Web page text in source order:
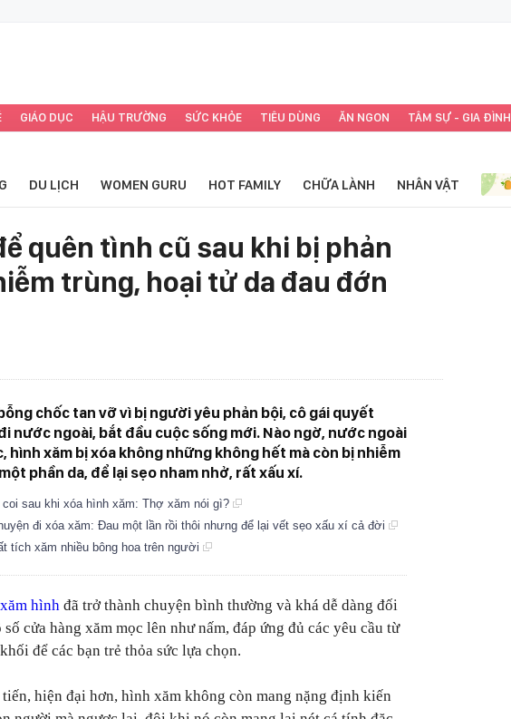
GIÁO DỤC HẬU TRƯỜNG SỨC KHỎE TIÊU DÙNG ĂN NGON TÂM SỰ - GIA ĐÌNH
DU LỊCH WOMEN GURU HOT FAMILY CHỮA LÀNH NHÂN VẬT
quên tình cũ sau khi bị phản
trùng, hoại tử da đau đớn
chốc tan vỡ vì bị người yêu phản bội, cô gái quyết
nước ngoài, bắt đầu cuộc sống mới. Nào ngờ, nước ngoài
hình xăm bị xóa không những không hết mà còn bị nhiễm
phần da, để lại sẹo nham nhở, rất xấu xí.
coi sau khi xóa hình xăm: Thợ xăm nói gì?
đi xóa xăm: Đau một lần rồi thôi nhưng để lại vết sẹo xấu xí cả đời
tích xăm nhiều bông hoa trên người
xăm hình đã trở thành chuyện bình thường và khá dễ dàng đối
cửa hàng xăm mọc lên như nấm, đáp ứng đủ các yêu cầu từ
để các bạn trẻ thỏa sức lựa chọn.
hiện đại hơn, hình xăm không còn mang nặng định kiến